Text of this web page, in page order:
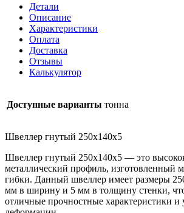
Детали
Описание
Характеристики
Оплата
Доставка
Отзывы
Калькулятор
Доступные варианты тонна
Швеллер гнутый 250х140х5
Швеллер гнутый 250х140х5 — это
металлический профиль, изготовленный
гибки. Данный швеллер имеет размеры
мм в ширину и 5 мм в толщину стенки,
отличные прочностные характеристики и